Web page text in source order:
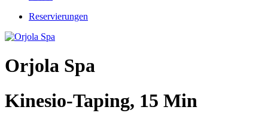
Reservierungen
Orjola Spa
Kinesio-Taping, 15 Min